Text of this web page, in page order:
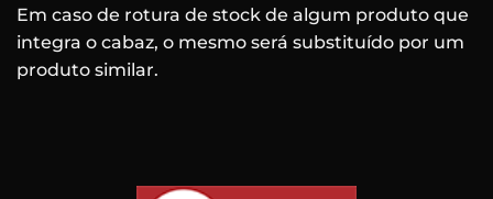
Em caso de rotura de stock de algum produto que
integra o cabaz, o mesmo será substituído por um
produto similar.